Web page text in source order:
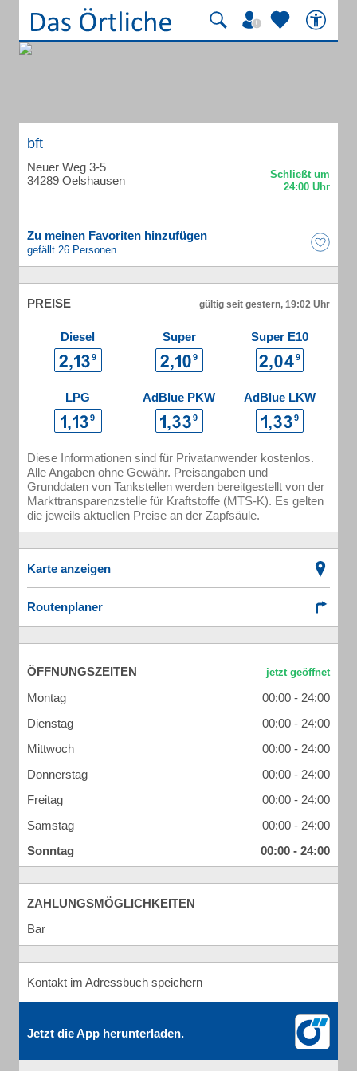
bft
Neuer Weg 3-5
34289 Oelshausen
Zu meinen Favoriten hinzufügen
gefällt 26 Personen
PREISE gültig seit gestern, 19:02 Uhr
Diesel Super Super E10
LPG AdBlue PKW AdBlue LKW
Diese Informationen sind für Privatanwender kostenlos.
Alle Angaben ohne Gewähr. Preisangaben und
Grunddaten von Tankstellen werden bereitgestellt von der
Markttransparenzstelle für Kraftstoffe (MTS-K). Es gelten
die jeweils aktuellen Preise an der Zapfsäule.
Karte anzeigen
Routenplaner
ÖFFNUNGSZEITEN
Montag
00:00 - 24:00
Dienstag
00:00 - 24:00
Mittwoch
00:00 - 24:00
Donnerstag
00:00 - 24:00
Freitag
00:00 - 24:00
Samstag
00:00 - 24:00
Sonntag
00:00 - 24:00
ZAHLUNGSMÖGLICHKEITEN
Bar
Kontakt im Adressbuch speichern
Jetzt die App herunterladen.